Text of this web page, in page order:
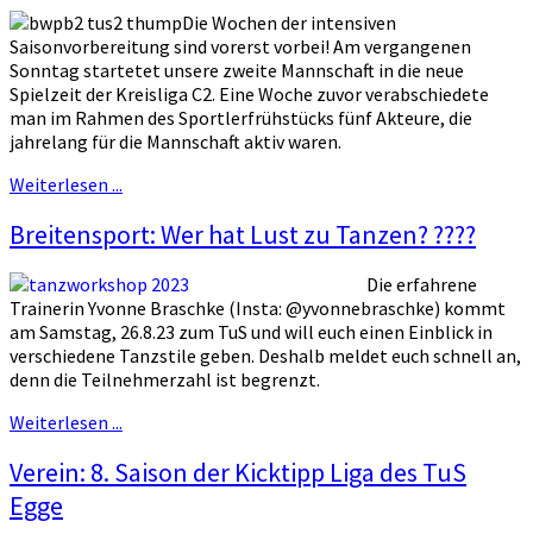
Die Wochen der intensiven
Saisonvorbereitung sind vorerst vorbei! Am vergangenen
Sonntag startetet unsere zweite Mannschaft in die neue
Spielzeit der Kreisliga C2. Eine Woche zuvor verabschiedete
man im Rahmen des Sportlerfrühstücks fünf Akteure, die
jahrelang für die Mannschaft aktiv waren.
Weiterlesen ...
Breitensport: Wer hat Lust zu Tanzen? ????
Die erfahrene
Trainerin Yvonne Braschke (Insta: @yvonnebraschke) kommt
am Samstag, 26.8.23 zum TuS und will euch einen Einblick in
verschiedene Tanzstile geben. Deshalb meldet euch schnell an,
denn die Teilnehmerzahl ist begrenzt.
Weiterlesen ...
Verein: 8. Saison der Kicktipp Liga des TuS
Egge